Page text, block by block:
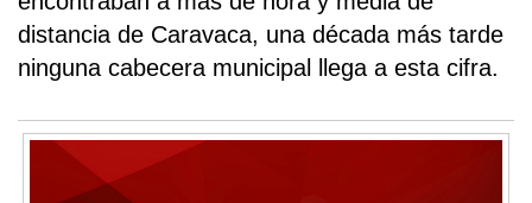
distancia de Caravaca, una década más tarde
ninguna cabecera municipal llega a esta cifra.